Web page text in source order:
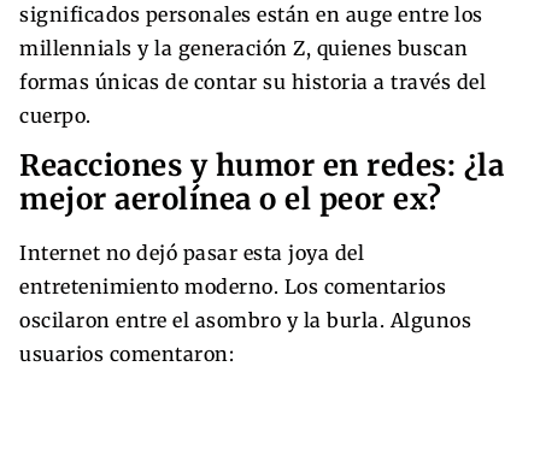
significados personales están en auge entre los
millennials y la generación Z, quienes buscan
formas únicas de contar su historia a través del
cuerpo.
Reacciones y humor en redes: ¿la
mejor aerolínea o el peor ex?
Internet no dejó pasar esta joya del
entretenimiento moderno. Los comentarios
oscilaron entre el asombro y la burla. Algunos
usuarios comentaron: